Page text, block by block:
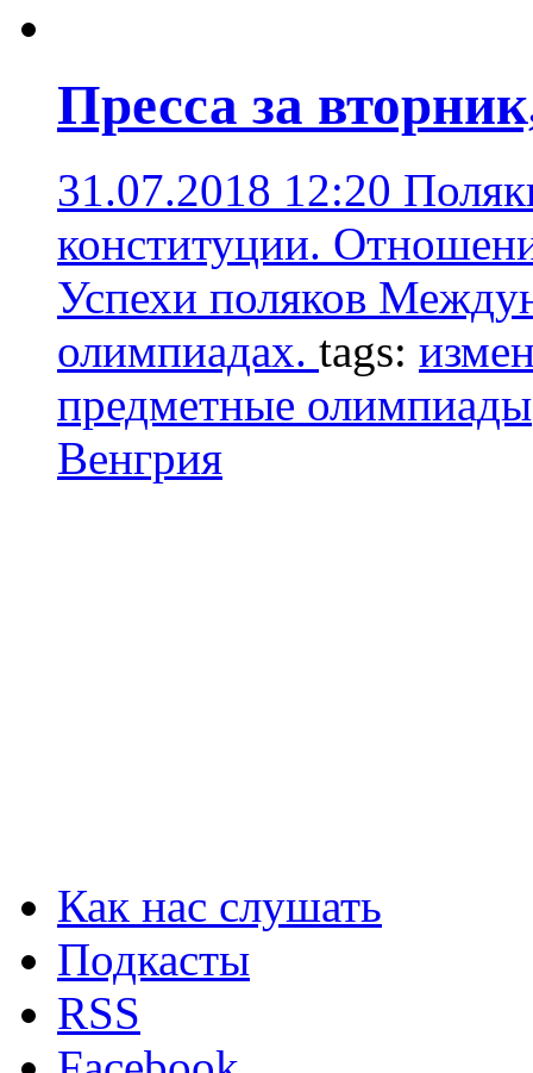
Пресса за
31.07.2018 12:20
конституции.
Успехи поляков
олимпиадах. tags:
предметные олимпиады
Венгрия
Как нас слушать
Подкасты
RSS